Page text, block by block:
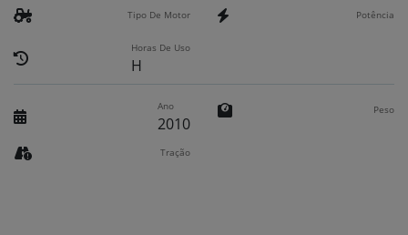
Tipo De Motor Potência
Horas De Uso
H
Ano
2010
Peso
Tração